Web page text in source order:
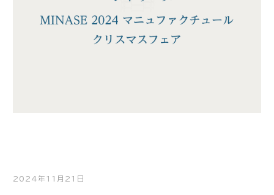
2024年11月21日